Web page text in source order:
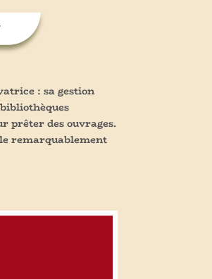
: sa gestion
prêter des ouvrages.
remarquablement